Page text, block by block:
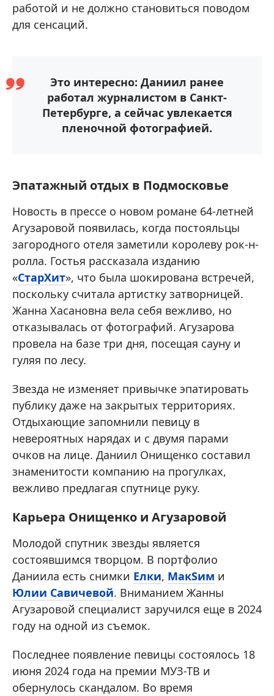
работой и не должно становиться поводом
для сенсаций.
Это интересно: Даниил ранее
работал журналистом в Санкт-
Петербурге, а сейчас увлекается
пленочной фотографией.
Эпатажный отдых в Подмосковье
Новость в прессе о новом романе 64-летней
Агузаровой появилась, когда постояльцы
загородного отеля заметили королеву рок-н-
ролла. Гостья рассказала изданию
«СтарХит», что была шокирована встречей,
поскольку считала артистку затворницей.
Жанна Хасановна вела себя вежливо, но
отказывалась от фотографий. Агузарова
провела на базе три дня, посещая сауну и
гуляя по лесу.
Звезда не изменяет привычке эпатировать
публику даже на закрытых территориях.
Отдыхающие запомнили певицу в
невероятных нарядах и с двумя парами
очков на лице. Даниил Онищенко составил
знаменитости компанию на прогулках,
вежливо предлагая спутнице руку.
Карьера Онищенко и Агузаровой
Молодой спутник звезды является
состоявшимся творцом. В портфолио
Даниила есть снимки Елки, МакSим и
Юлии Савичевой. Вниманием Жанны
Агузаровой специалист заручился еще в 2024
году на одной из съемок.
Последнее появление певицы состоялось 18
июня 2024 года на премии МУЗ-ТВ и
обернулось скандалом. Во время